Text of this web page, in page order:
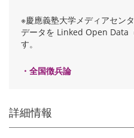
※慶應義塾大学メディアセン
データを Linked Open Data
す。
・全国徴兵論
詳細情報